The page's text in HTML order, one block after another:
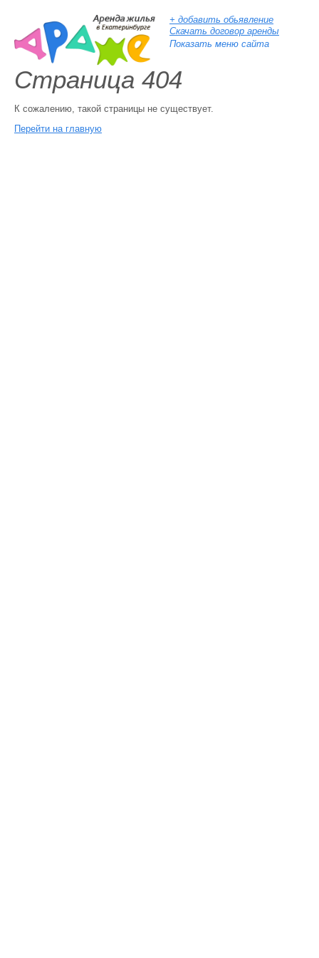
+ добавить обьявление
Скачать договор аренды
Показать меню сайта
Страница 404
К сожалению, такой страницы не существует.
Перейти на главную